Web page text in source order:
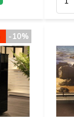
-10%
-10%